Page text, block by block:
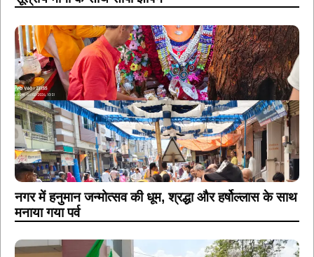
नगर में हनुमान जन्मोत्सव की धूम, श्रद्धा और हर्षोल्लास के साथ
मनाया गया पर्व